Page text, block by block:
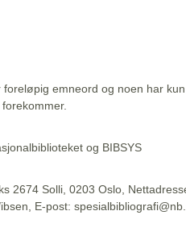
emneord og noen har
og BIBSYS
2674 Solli, 0203 Oslo,
E-post: